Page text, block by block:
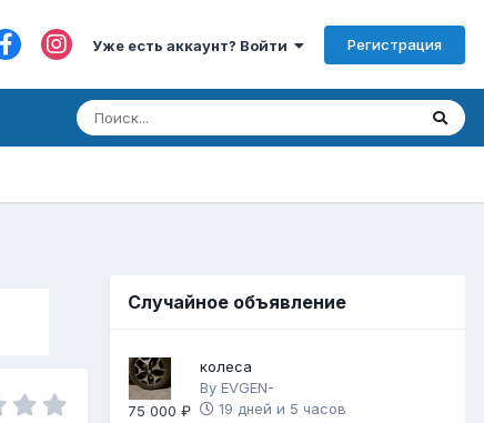
Уже есть аккаунт? Войти Регистрация
Случайное объявление
75 000 ₽
колеса
By EVGEN-
19 дней и 5 часов